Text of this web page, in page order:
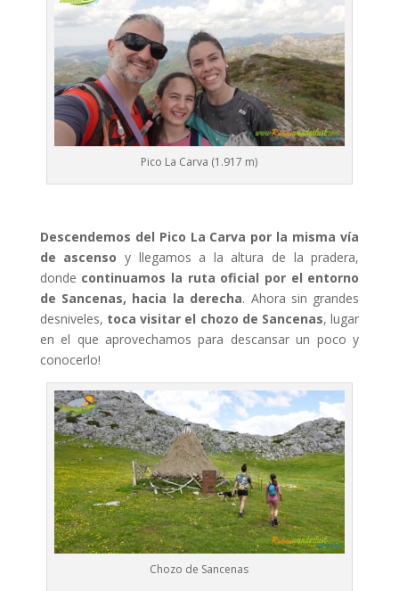
Pico La Carva (1.917 m)
Descendemos del Pico La Carva por la misma vía
de ascenso y llegamos a la altura de la pradera,
donde continuamos la ruta oficial por el entorno
de Sancenas, hacia la derecha. Ahora sin grandes
desniveles, toca visitar el chozo de Sancenas, lugar
en el que aprovechamos para descansar un poco y
conocerlo!
Chozo de Sancenas